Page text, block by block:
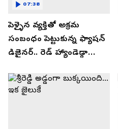
పెళ్ళైన వ్యక్తితో అక్రమ
సంబంధం పెట్టుకున్న ఫ్యాషన్
డిజైనర్.. రెడ్ హ్యాండెడ్గా
07:38